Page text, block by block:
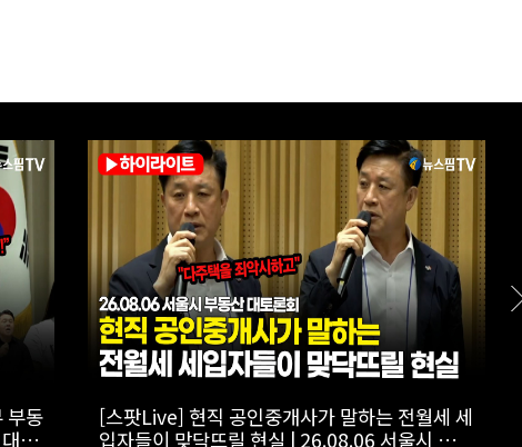
회
시
[스팟Live] *풀영상* 이준석, 보완수사권 폐지에
"민주당 개악입법, 불안감 가중시켜"｜